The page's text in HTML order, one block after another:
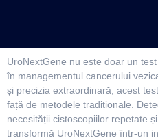
UroNextGene nu este doar un
în managementul cancerului
și precizia extraordinară, acest
față de metodele tradiționale.
necesității cistoscopiilor repetate
transformă UroNextGene într-un